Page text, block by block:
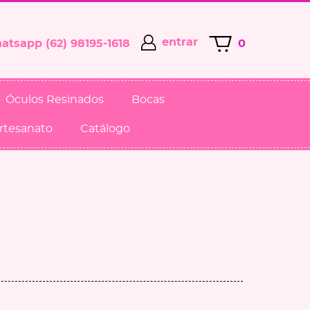
(62) 98195-1618 entrar 0
Óculos Resinados Bocas
Catálogo